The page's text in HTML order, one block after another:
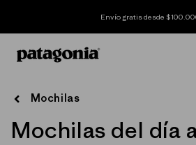
Envío gratis desde
Mochilas
C
Mochilas del día